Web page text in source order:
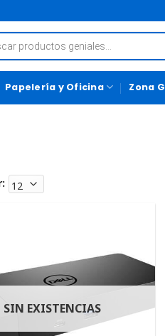
Papelería y Oficina Zona
SIN EXISTENCIAS